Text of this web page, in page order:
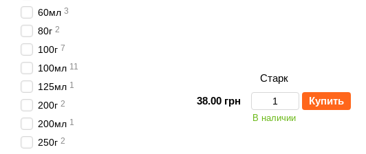
Старк
38.00 грн
Купить
В наличии
60мл 3
80г 2
100г 7
100мл 11
125мл 1
200г 2
200мл 1
250г 2